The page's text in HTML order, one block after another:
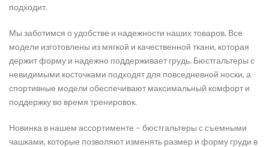
подходит.
Мы заботимся о удобстве и надежности наших товаров. Все
модели изготовлены из мягкой и качественной ткани, которая
держит форму и надежно поддерживает грудь. Бюстгальтеры с
невидимыми косточками подходят для повседневной носки, а
спортивные модели обеспечивают максимальный комфорт и
поддержку во время тренировок.
Новинка в нашем ассортименте – бюстгальтеры с съемными
чашками, которые позволяют изменять размер и форму груди в